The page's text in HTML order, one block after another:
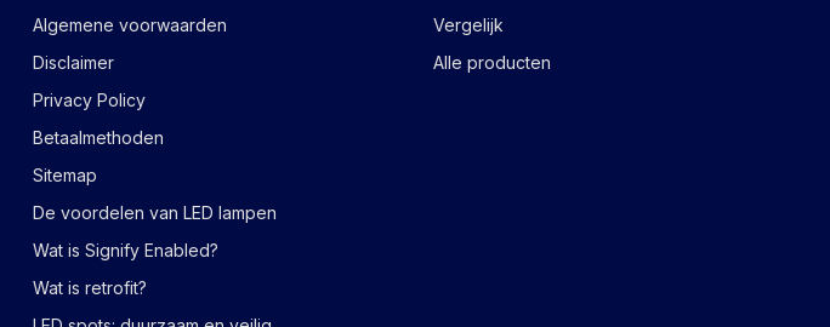
Algemene voorwaarden
Disclaimer
Privacy Policy
Betaalmethoden
Sitemap
De voordelen van LED lampen
Wat is Signify Enabled?
Wat is retrofit?
Vergelijk
Alle producten